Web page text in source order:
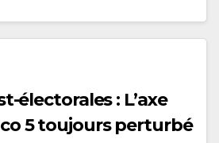
électorales : L’axe
5 toujours perturbé